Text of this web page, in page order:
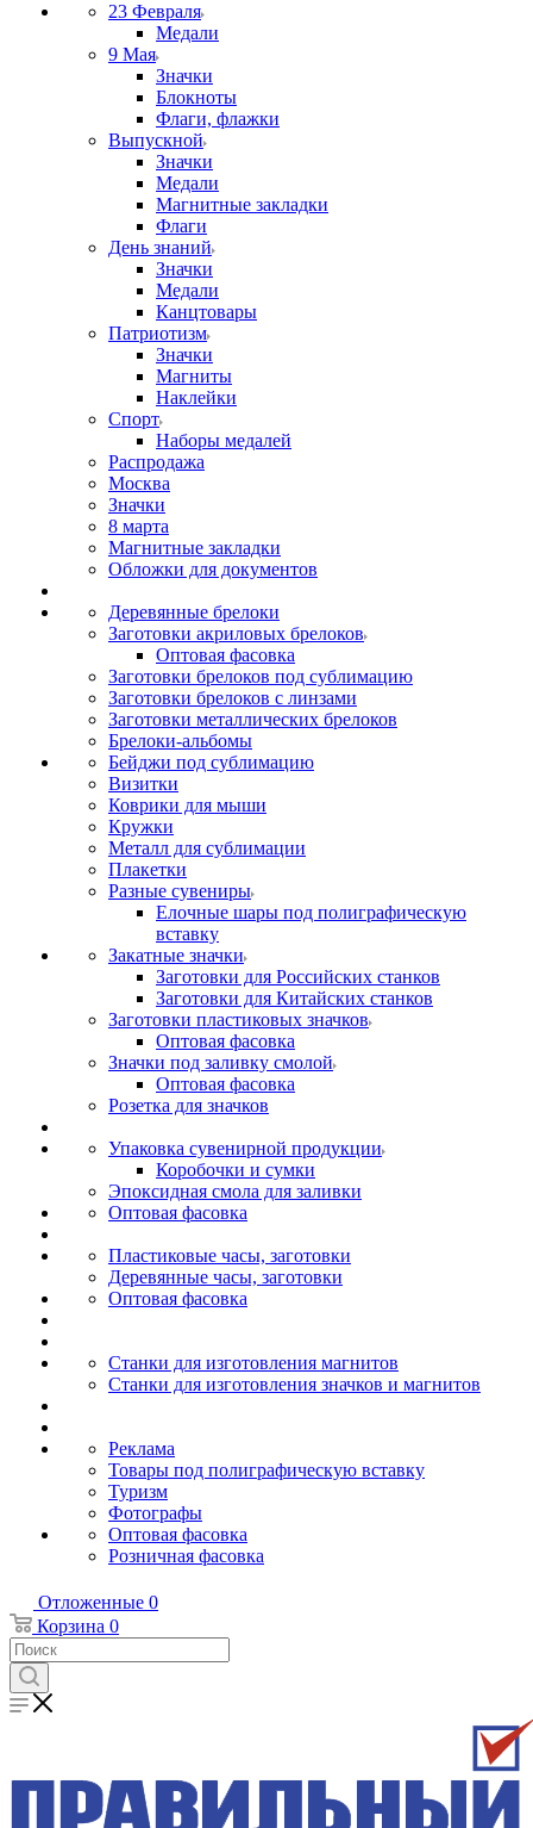
23 Февраля
Медали
9 Мая
Значки
Блокноты
Флаги, флажки
Выпускной
Значки
Медали
Магнитные закладки
Флаги
День знаний
Значки
Медали
Канцтовары
Патриотизм
Значки
Магниты
Наклейки
Спорт
Наборы медалей
Распродажа
Москва
Значки
8 марта
Магнитные закладки
Обложки для документов
Деревянные брелоки
Заготовки акриловых брелоков
Оптовая фасовка
Заготовки брелоков под сублимацию
Заготовки брелоков с линзами
Заготовки металлических брелоков
Брелоки-альбомы
Бейджи под сублимацию
Визитки
Коврики для мыши
Кружки
Металл для сублимации
Плакетки
Разные сувениры
Елочные шары под полиграфическую
вставку
Закатные значки
Заготовки для Российских станков
Заготовки для Китайских станков
Заготовки пластиковых значков
Оптовая фасовка
Значки под заливку смолой
Оптовая фасовка
Розетка для значков
Упаковка сувенирной продукции
Коробочки и сумки
Эпоксидная смола для заливки
Оптовая фасовка
Пластиковые часы, заготовки
Деревянные часы, заготовки
Оптовая фасовка
Станки для изготовления магнитов
Станки для изготовления значков и магнитов
Реклама
Товары под полиграфическую вставку
Туризм
Фотографы
Оптовая фасовка
Розничная фасовка
Отложенные 0
Корзина 0